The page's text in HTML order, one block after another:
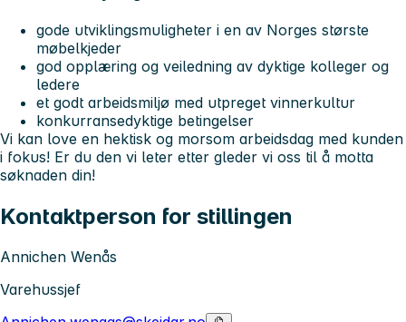
gode utviklingsmuligheter i en av Norges største
møbelkjeder
god opplæring og veiledning av dyktige kolleger og
ledere
et godt arbeidsmiljø med utpreget vinnerkultur
konkurransedyktige betingelser
Vi kan love en hektisk og morsom arbeidsdag med kunden
i fokus! Er du den vi leter etter gleder vi oss til å motta
søknaden din!
Kontaktperson for stillingen
Annichen Wenås
Varehussjef